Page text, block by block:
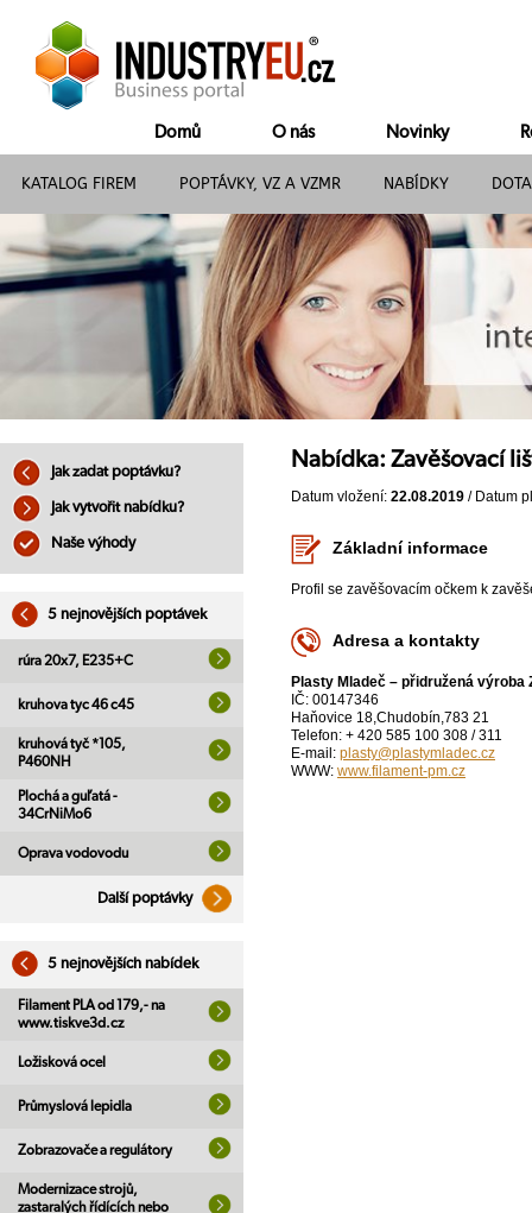
Domů O nás Novinky
KATALOG FIREM POPTÁVKY, VZ A VZMR NABÍDKY
Jak zadat poptávku?
Jak vytvořit nabídku?
Naše výhody
5 nejnovějších poptávek
rúra 20x7, E235+C
kruhova tyc 46 c45
kruhová tyč *105,
P460NH
Plochá a guľatá -
34CrNiMo6
Oprava vodovodu
Další poptávky
5 nejnovějších nabídek
Filament PLA od 179,- na
www.tiskve3d.cz
Ložisková ocel
Průmyslová lepidla
Zobrazovače a regulátory
Modernizace strojů,
zastaralých řídících nebo
Nabídka: Zavěšovací
Datum vložení: 22.08.2019 / Datum
Základní informace
Profil se zavěšovacím očkem k
Adresa a kontakty
Plasty Mladeč – přidružená výroba
IČ: 00147346
Haňovice 18,Chudobín,783 21
Telefon: + 420 585 100 308 / 311
E-mail: plasty@plastymladec.cz
WWW: www.filament-pm.cz